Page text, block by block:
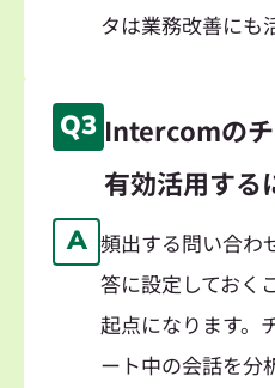
タは業務改善にも
Q3 Intercomの
有効活用する
A 頻出する問い合わ
答に設定しておく
起点になります。
ート中の会話を分